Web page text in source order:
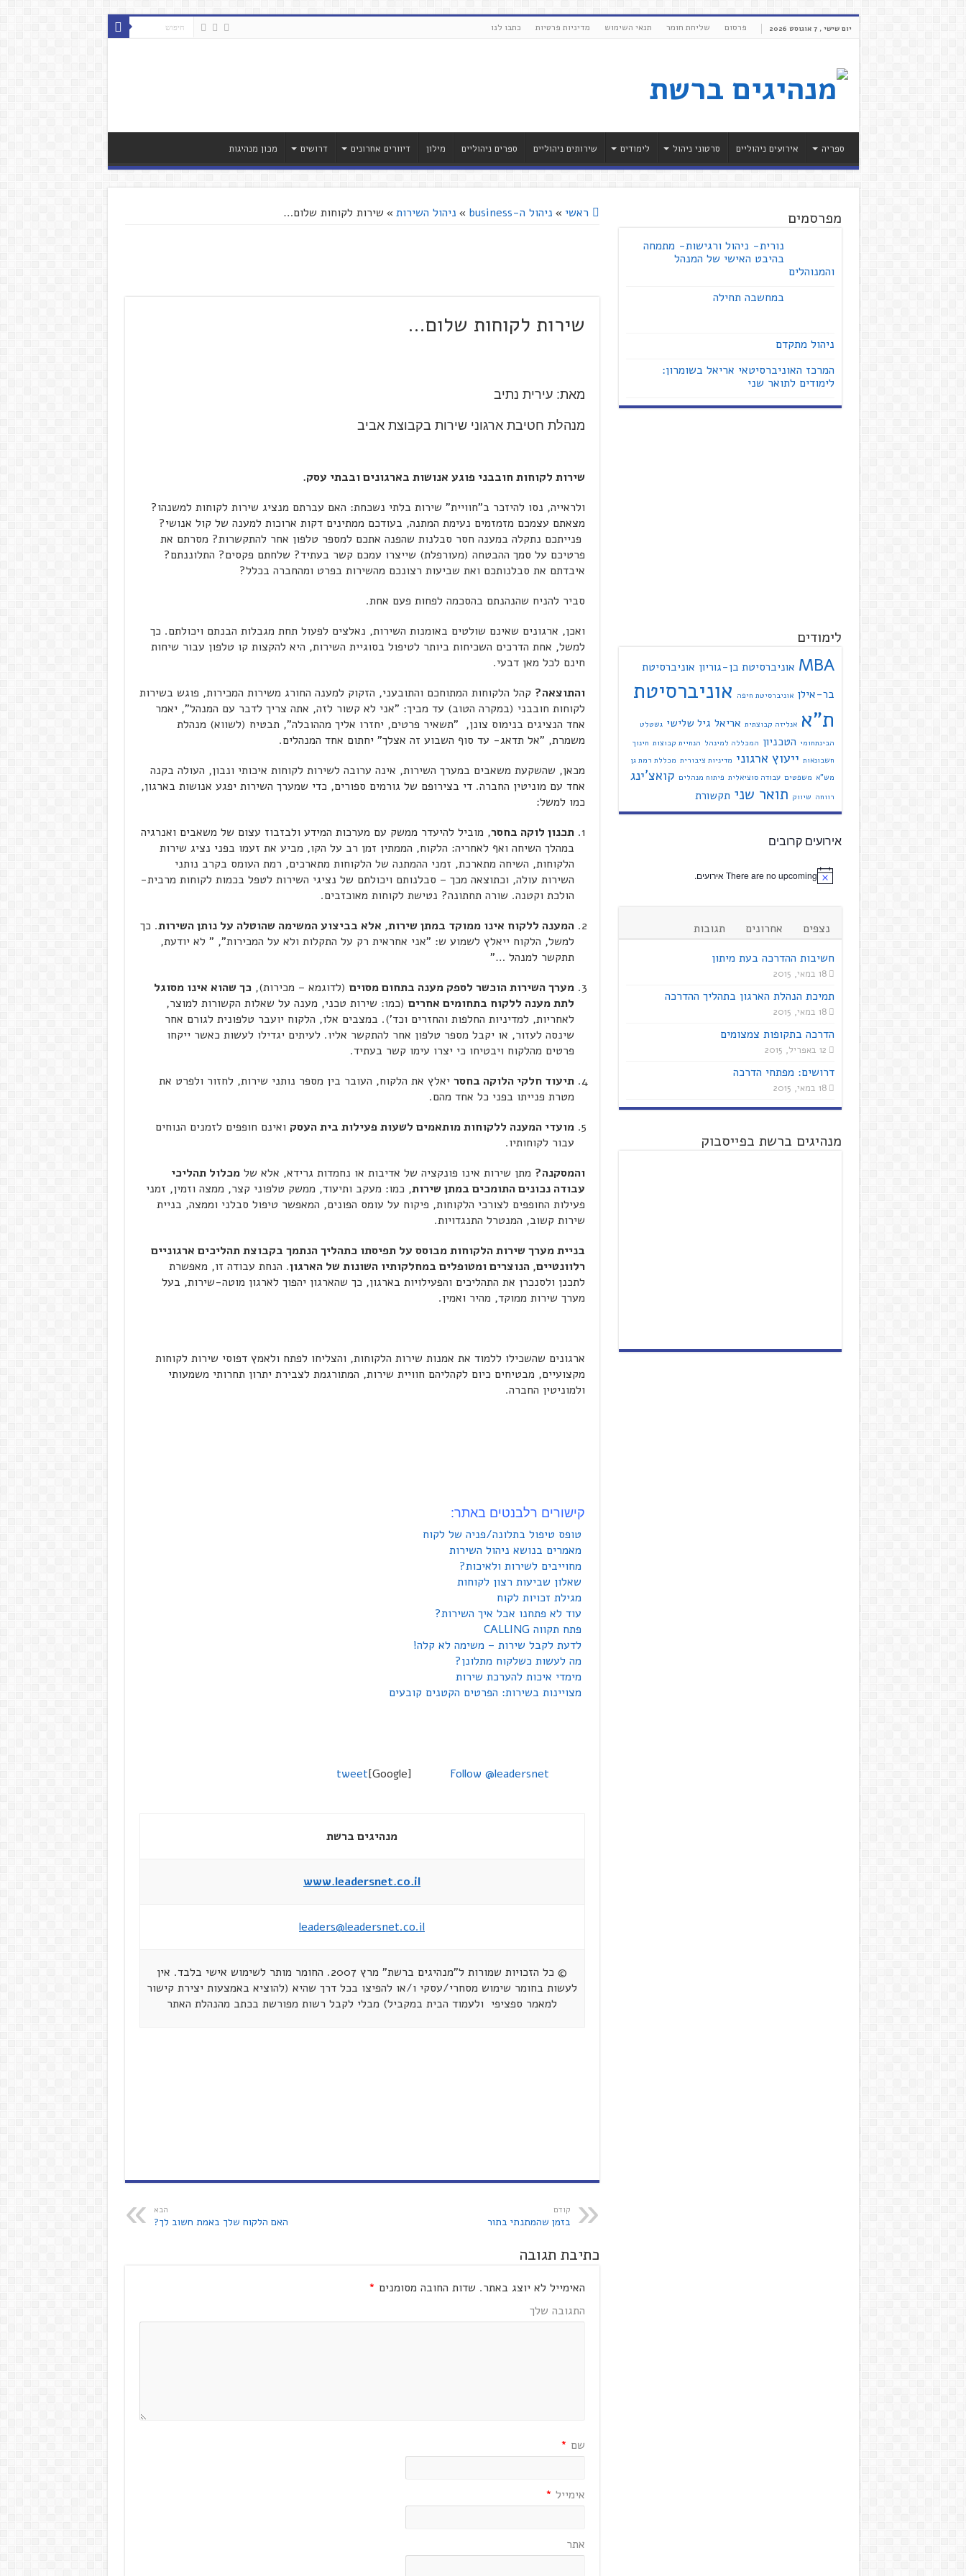
יום שישי , 7 אוגוסט 2026 פרסום שליחת חומר תנאי השימוש מדיניות פרטיות כתבו לנו
ספריה אירועים ניהוליים סרטוני ניהול לימודים שירותים ניהוליים ספרים ניהוליים מילון דיוורים אחרונים דרושים מכון מנהיגות
ראשי » ניהול ה-business » ניהול השירות » שירות לקוחות שלום…
שירות לקוחות שלום…
מאת: עירית נתיב
מנהלת חטיבת ארגוני שירות בקבוצת אביב
שירות לקוחות חובבני פוגע אנושות בארגונים ובבתי עסק.
ולראייה, נסו להיזכר ב"חוויית" שירות בלתי נשכחת: האם עברתם מנציג שירות לקוחות למשנהו?
מצאתם עצמכם מזמזמים נעימת המתנה, בעודכם ממתינים דקות ארוכות למענה של קול אנושי?
פנייתכם נתקלה במענה חסר סבלנות שהפנה אתכם למספר טלפון אחר להתקשרות? מסרתם את
פרטיכם על סמך ההבטחה (מעורפלת) שייצרו עמכם קשר בעתיד? שלחתם פקסים? התלוננתם?
איבדתם את סבלנותכם ואת שביעות רצונכם מהשירות בפרט ומהחברה בכלל?
סביר להניח שהנהנתם בהסכמה לפחות פעם אחת.
ואכן, ארגונים שאינם שולטים באומנות השירות, נאלצים לפעול תחת מגבלות הבנתם ויכולתם. כך
למשל, אחת הדרכים השכיחות ביותר לטיפול בסוגיית השירות, היא להקצות קו טלפון עבור שיחות
חינם לכל מאן דבעי.
והתוצאה? קהל הלקוחות המתוחכם והתובעני, הזקוק למענה החורג משירות המכירות, פוגש בשירות
לקוחות חובבני (במקרה הטוב) עד מביך: "אני לא קשור לזה, אתה צריך לדבר עם המנהל", יאמר
אחד הנציגים בנימוס צונן, "תשאיר פרטים, יחזרו אליך מההובלה", תבטיח (לשווא) מנהלת
משמרת, "אל תדאג- עד סוף השבוע זה אצלך" יחתום אחד המנהלים.
מכאן, שהשקעת משאבים במערך השירות, אינה ערובה לשירות לקוחות איכותי ונבון, העולה בקנה
אחד עם מוניטין החברה. די בצירופם של גורמים ספורים, כדי שמערך השירות יפגע אנושות בארגון,
כמו למשל:
תכנון לוקה בחסר, מוביל להיעדר ממשק עם מערכות המידע ולבזבוז עצום של משאבים ואנרגיה
במהלך השיחה ואף לאחריה: הלקוח, הממתין זמן רב על הקו, מביע את זעמו בפני נציג שירות
הלקוחות, השיחה מתארכת, זמני ההמתנה של הלקוחות מתארכים, רמת העומס בקרב נותני
השירות עולה, וכתוצאה מכך – סבלנותם ויכולתם של נציגי השירות לטפל בכמות לקוחות מרבית-
הולכת וקטנה. שורה תחתונה? נטישת לקוחות מאוכזבים.
המענה ללקוח אינו ממוקד במתן שירות, אלא בביצוע המשימה שהוטלה על נותן השירות. כך
למשל, הלקוח ייאלץ לשמוע ש: "אני אחראית רק על התקלות ולא על המכירות", " לא יודעת,
תתקשר למנהל …"
מערך השירות הוכשר לספק מענה בתחום מסוים (לדוגמא – מכירות),כך שהוא אינו מסוגל
לתת מענה ללקוח בתחומים אחרים (כמו: שירות טכני, מענה על שאלות הקשורות למוצר,
לאחריות, למדיניות החלפות והחזרים וכד'). במצבים אלו, הלקוח יועבר טלפונית לגורם אחר
שינסה לעזור, או יקבל מספר טלפון אחר להתקשר אליו. לעיתים יגדילו לעשות כאשר ייקחו
פרטים מהלקוח ויבטיחו כי יצרו עימו קשר בעתיד.
תיעוד חלקי הלוקה בחסר יאלץ את הלקוח, העובר בין מספר נותני שירות, לחזור ולפרט את
מטרת פנייתו בפני כל אחד מהם.
מועדי המענה ללקוחות מותאמים לשעות פעילות בית העסק ואינם חופפים לזמנים הנוחים
עבור לקוחותיו.
והמסקנה? מתן שירות אינו פונקציה של אדיבות או נחמדות גרידא, אלא שלמכלול תהליכי
עבודה נכונים התומכים במתן שירות, כמו: מעקב ותיעוד, ממשק טלפוני קצר, ממצה וזמין, זמני
פעילות החופפים לצורכי הלקוחות, פיקוח על עומס הפונים, המאפשר טיפול סבלני וממצה, בניית
שירות קשוב, המנטרל התנגדויות.
בניית מערך שירות הלקוחות מבוסס על תפיסתו כתהליך הנתמך בקבוצת תהליכים ארגוניים
רלוונטיים, הנוצרים ומטופלים במחלקותיו השונות של הארגון. הנחת עבודה זו, מאפשרת
לתכנן ולסנכרן את התהליכים והפעילויות בארגון, כך שהארגון יהפוך לארגון מוטה-שירות, בעל
מערך שירות ממוקד, מהיר ואמין.
ארגונים שהשכילו ללמוד את אמנות שירות הלקוחות, והצליחו לפתח ולאמץ דפוסי שירות לקוחות
מקצועיים, מבטיחים כיום לקהליהם חוויית שירות, המתורגמת לצבירת יתרון תחרותי משמעותי
ולמוניטין החברה.
קישורים רלבנטים באתר:
טופס טיפול בתלונה/פניה של לקוח
מאמרים בנושא ניהול השירות
מחוייבים לשירות ולאיכות?
שאלון שביעות רצון לקוחות
מגילת זכויות לקוח
עוד לא פתחנו אבל איך השירות?
פתח תקווה CALLING
לדעת לקבל שירות – משימה לא קלה!
מה לעשות כשלקוח מתלונן?
מימדי איכות להערכת שירות
מצויינות בשירות: הפרטים הקטנים קובעים
tweet[Google] Follow @leadersnet
מנהיגים ברשת
www.leadersnet.co.il
leaders@leadersnet.co.il
© כל הזכויות שמורות ל"מנהיגים ברשת" מרץ 2007. החומר מותר לשימוש אישי בלבד. אין
לעשות בחומר שימוש מסחרי/עסקי ו/או להפיצו בכל דרך שהיא (להוציא באמצעות יצירת קישור
למאמר ספציפי ולעמוד הבית במקביל) מבלי לקבל רשות מפורשת בכתב מהנהלת האתר
קודם
בזמן שהמתנתי בתור
הבא
האם הלקוח שלך באמת חשוב לך?
כתיבת תגובה
האימייל לא יוצג באתר. שדות החובה מסומנים *
התגובה שלך
שם *
אימייל *
אתר
מפרסמים
נורית- ניהול ורגישות- מתמחה
בהיבט האישי של המנהל
והמנוהלים
במחשבה תחילה
ניהול מתקדם
המרכז האוניברסיטאי אריאל בשומרון:
לימודים לתואר שני
לימודים
MBA אוניברסיטת בן-גוריון אוניברסיטת
בר-אילן אוניברסיטת חיפה אוניברסיטת
ת"א אנליזה קבוצתית אריאל גיל שלישי גשטלט
הבינתחומי הטכניון המכללה למינהל הנחיית קבוצות חינוך
חשבונאות ייעוץ ארגוני מדיניות ציבורית מכללת רמת גן
מש"א משפטים עבודה סוציאלית פיתוח מנהלים קואצ'ינג
רווחה שיווק תואר שני תקשורת
אירועים קרובים
There are no upcoming אירועים.
נצפים אחרונים
תגובות
חשיבות ההדרכה בעת מיתון
18 במאי, 2015
תמיכת הנהלת הארגון בתהליך ההדרכה
18 במאי, 2015
הדרכה בתקופות צמצומים
12 באפריל, 2015
דרושים: מפתחי הדרכה
18 במאי, 2015
מנהיגים ברשת בפייסבוק